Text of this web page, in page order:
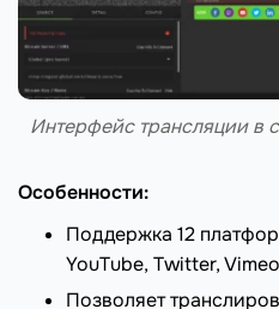
Интерфейс трансляции в
Особенности:
Поддержка 12
YouTube, Twitter,
Позволяет